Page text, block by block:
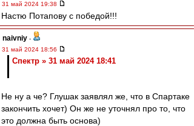
31 май 2024 19:38
Настю Потапову с победой!!!
naivniy -
31 май 2024 18:56
Спектр » 31 май 2024 18:41
Не ну а че? Глушак заявлял же, что в Спартаке
закончить хочет) Он же не уточнял про то, что
это должна быть основа)